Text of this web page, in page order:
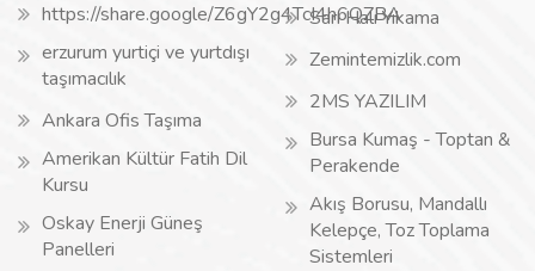
https://share.google/Z6gY2g4TcI4h6QZBA
erzurum yurtiçi ve yurtdışı
taşımacılık
Ankara Ofis Taşıma
Amerikan Kültür Fatih Dil
Kursu
Oskay Enerji Güneş
Panelleri
Sarı Halı Yıkama
Zemintemizlik.com
2MS YAZILIM
Bursa Kumaş - Toptan &
Perakende
Akış Borusu, Mandallı
Kelepçe, Toz Toplama
Sistemleri